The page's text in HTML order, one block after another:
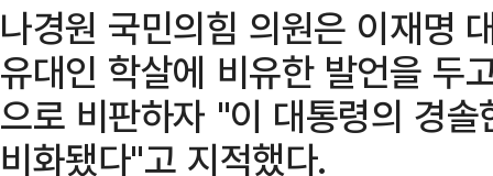
나경원 국민의힘 의원은 이재명
유대인 학살에 비유한 발언을 두
으로 비판하자 "이 대통령의 경
비화됐다"고 지적했다.